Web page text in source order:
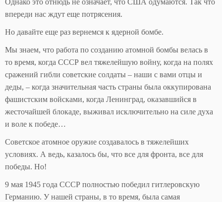
Однако это отнюдь не означает, что США одумаются. Так что
впереди нас ждут еще потрясения.
Но давайте еще раз вернемся к ядерной бомбе.
Мы знаем, что работа по созданию атомной бомбы велась в
то время, когда СССР вел тяжелейшую войну, когда на полях
сражений гибли советские солдаты – наши с вами отцы и
деды, – когда значительная часть страны была оккупирована
фашистским войсками, когда Ленинград, оказавшийся в
жесточайшей блокаде, выживал исключительно на силе духа
и воле к победе…
Советское атомное оружие создавалось в тяжелейших
условиях. А ведь, казалось бы, что все для фронта, все для
победы. Но!
9 мая 1945 года СССР полностью победил гитлеровскую
Германию. У нашей страны, в то время, была самая